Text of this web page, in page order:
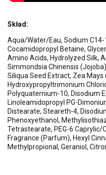
Skład:
Aqua/Water/Eau, Sodium
Cocamidopropyl Betaine,
Amino Acids, Hydrolyzed Silk,
Simmondsia Chinensis
Siliqua Seed Extract, Zea Mays
Hydroxypropyltrimonium
Polyquaternium-10, Disodium
Linoleamidopropyl PG-
Distearate, Steareth-4,
Phenoxyethanol,
Tetrastearate, PEG-6 Caprylic/
Fragrance (Parfum), Hexyl
Methylpropional, Geraniol,